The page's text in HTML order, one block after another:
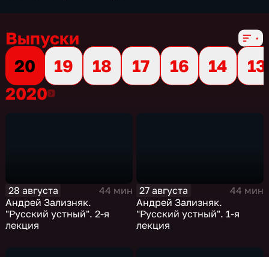
Выпуски
20
19 18 17 16 14
13
20202020
28 августа
44 мин
Андрей Зализняк.
"Русский устный". 2-я
лекция
27 августа
44 мин
Андрей Зализняк.
"Русский устный". 1-я
лекция